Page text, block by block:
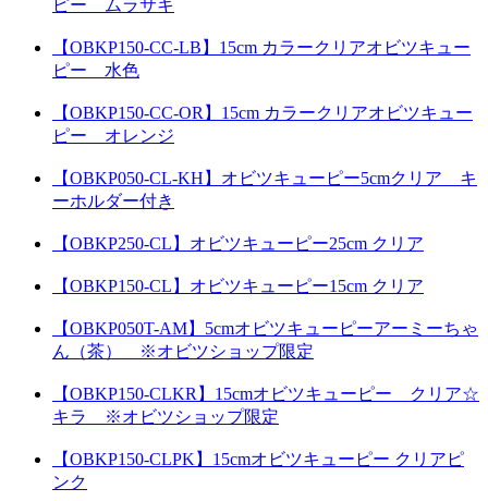
ピー ムラサキ
【OBKP150-CC-LB】15cm カラークリアオビツキュー
ピー 水色
【OBKP150-CC-OR】15cm カラークリアオビツキュー
ピー オレンジ
【OBKP050-CL-KH】オビツキューピー5cmクリア キ
ーホルダー付き
【OBKP250-CL】オビツキューピー25cm クリア
【OBKP150-CL】オビツキューピー15cm クリア
【OBKP050T-AM】5cmオビツキューピーアーミーちゃ
ん（茶） ※オビツショップ限定
【OBKP150-CLKR】15cmオビツキューピー クリア☆
キラ ※オビツショップ限定
【OBKP150-CLPK】15cmオビツキューピー クリアピ
ンク